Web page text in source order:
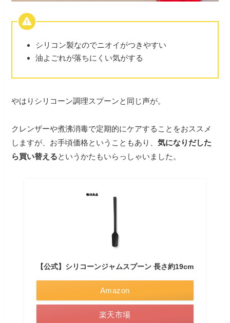
シリコン製なのでニオイがつきやすい
油よごれが落ちにくい気がする
やはりシリコーン調理スプーンと同じ声が。
クレンザーや煮沸消毒で定期的にケアすることをおススメ
しますが、お手頃価格ということもあり、気になりだした
ら買い替えるというかたもいらっしゃいました。
【公式】シリコーンジャムスプーン 長さ約19cm
Amazon
楽天市場